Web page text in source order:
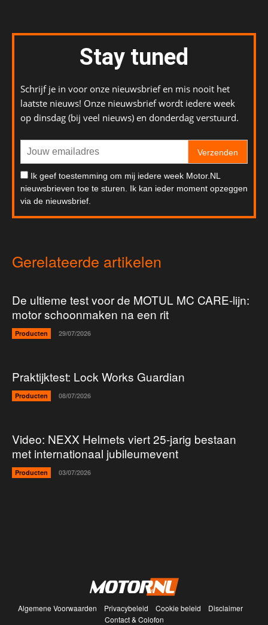
Stay tuned
Schrijf je in voor onze nieuwsbrief en mis nooit het
laatste nieuws! Onze nieuwsbrief wordt iedere week
op dinsdag (bij veel nieuws) en donderdag verstuurd.
Verzenden
Ik geef toestemming om mij iedere week Motor.NL
nieuwsbrieven toe te sturen. Ik kan ieder moment opzeggen
via de nieuwsbrief.
Gerelateerde artikelen
De ultieme test voor de MOTUL MC CARE-lijn:
motor schoonmaken na een rit
Producten 29/07/2026
Praktijktest: Lock Works Guardian
Producten 08/07/2026
Video: NEXX Helmets viert 25-jarig bestaan
met internationaal jubileumevent
Producten 03/07/2026
Algemene Voorwaarden Privacybeleid Cookie beleid
Disclaimer
Contact & Colofon